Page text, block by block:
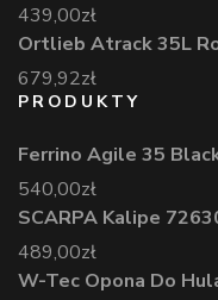
439,00zł
Ortlieb Atrack 35L
679,92zł
PRODUKTY
Ferrino Agile 35
540,00zł
SCARPA Kalipe
489,00zł
W-Tec Opona Do